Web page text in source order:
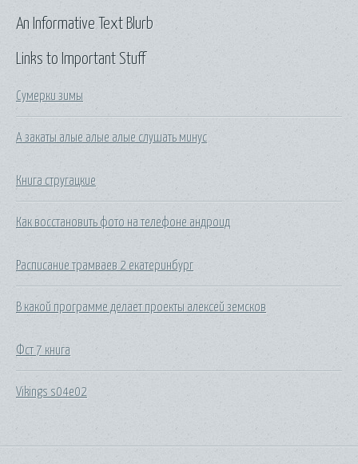
Links to Important Stuff
Сумерки зимы
А закаты алые алые алые слушать минус
Книга стругацкие
Как восстановить фото на телефоне андроид
Расписание трамваев 2 екатеринбург
В какой программе делает проекты алексей земсков
Фст 7 книга
Vikings s04e02
An Informative Text Blurb